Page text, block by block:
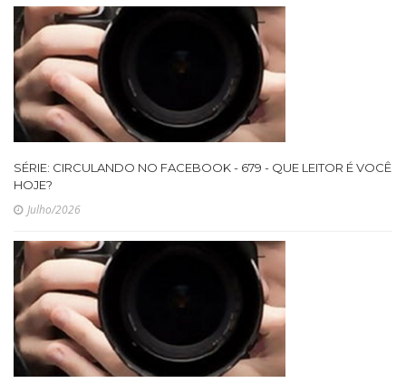
SÉRIE: CIRCULANDO NO FACEBOOK - 679 - QUE LEITOR É VOCÊ
HOJE?
Julho/2026